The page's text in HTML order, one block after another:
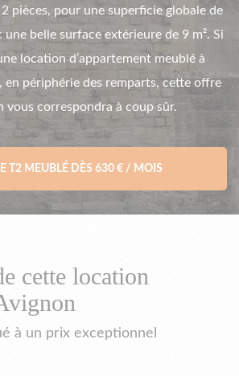
pièces, pour une superficie globale de
une belle surface extérieure de 9 m². Si
location d’appartement meublé à
en périphérie des remparts, cette offre
vous correspondra à coup sûr.
T2 MEUBLÉ DÈS 630 € / MOIS
cette location
à un prix exceptionnel